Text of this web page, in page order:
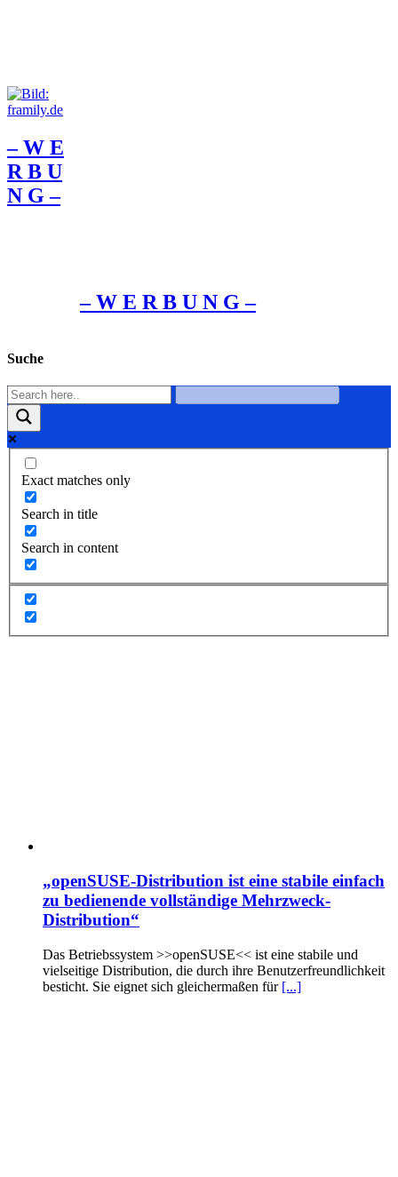
– W Ε
R Β U
Ν G –
– W Ε R Β U Ν G –
Suche
Exact matches only
Search in title
Search in content
„openSUSE-Distribution ist eine stabile einfach
zu bedienende vollständige Mehrzweck-
Distribution“
Das Betriebssystem >>openSUSE<< ist eine stabile und
vielseitige Distribution, die durch ihre Benutzerfreundlichkeit
besticht. Sie eignet sich gleichermaßen für [...]